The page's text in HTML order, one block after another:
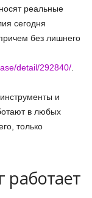
реальные
сегодня
без лишнего
detail/292840/.
и
в любых
только